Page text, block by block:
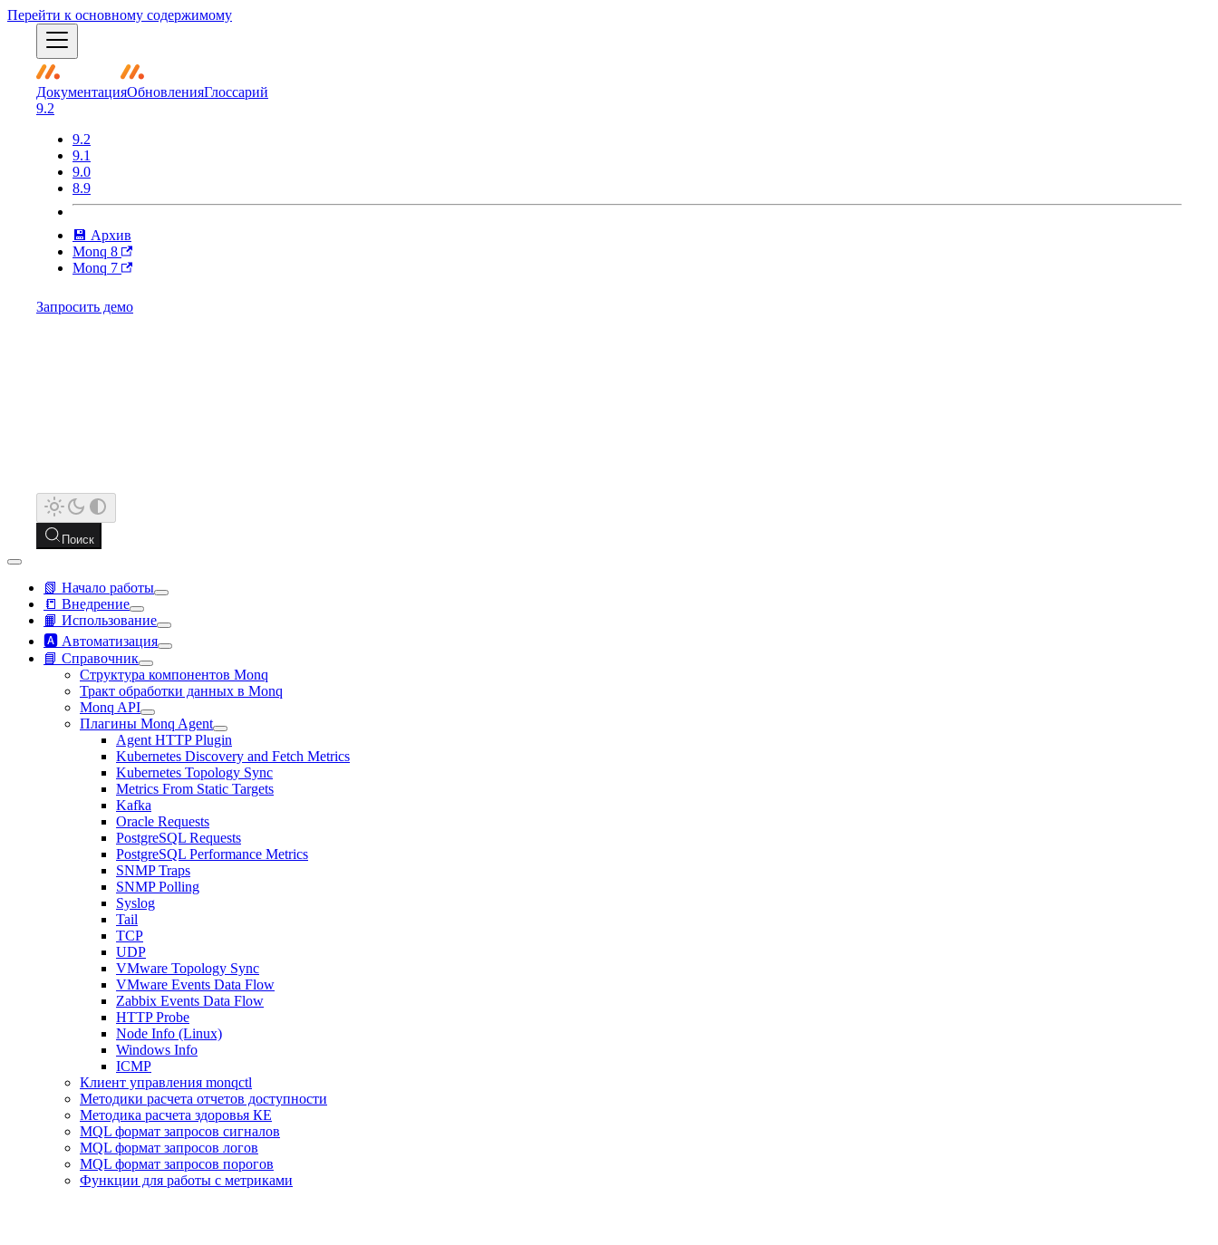
Перейти к основному содержимому
ДокументацияОбновленияГлоссарий
9.2
9.2
9.1
9.0
8.9
💾 Архив
Monq 8
Monq 7
Запросить демо
Поиск
📗 Начало работы
📒 Внедрение
📙 Использование
🅰️ Автоматизация
📘 Справочник
Структура компонентов Monq
Тракт обработки данных в Monq
Monq API
Плагины Monq Agent
Agent HTTP Plugin
Kubernetes Discovery and Fetch Metrics
Kubernetes Topology Sync
Metrics From Static Targets
Kafka
Oracle Requests
PostgreSQL Requests
PostgreSQL Performance Metrics
SNMP Traps
SNMP Polling
Syslog
Tail
TCP
UDP
VMware Topology Sync
VMware Events Data Flow
Zabbix Events Data Flow
HTTP Probe
Node Info (Linux)
Windows Info
ICMP
Клиент управления monqctl
Методики расчета отчетов доступности
Методика расчета здоровья КЕ
MQL формат запросов сигналов
MQL формат запросов логов
MQL формат запросов порогов
Функции для работы с метриками